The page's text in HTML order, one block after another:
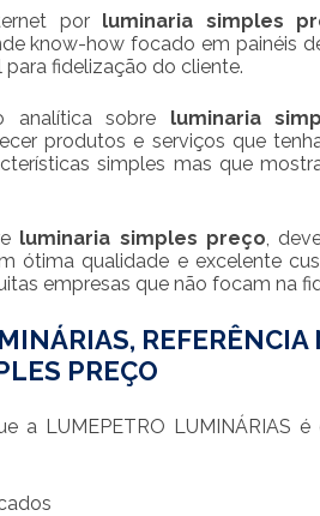
por luminaria simples
know-how focado em painéis
fidelização do cliente.
analítica sobre luminaria
produtos e serviços que
simples mas que
luminaria simples preço,
ótima qualidade e excelente
empresas que não focam na
REFERÊNCIA
PREÇO
a LUMEPETRO LUMINÁRIAS